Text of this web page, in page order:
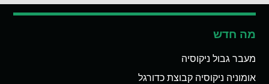
מה חדש
מעבר גבול ניקוסיה
אומוניה ניקוסיה קבוצת כדורגל